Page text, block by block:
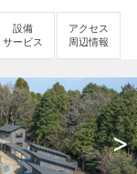
設備
サービス
アクセス
周辺情報
>